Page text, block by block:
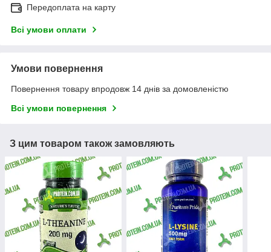
Передоплата на карту
Всі умови оплати
Умови повернення
Повернення товару впродовж 14 днів за домовленістю
Всі умови повернення
З цим товаром також замовляють